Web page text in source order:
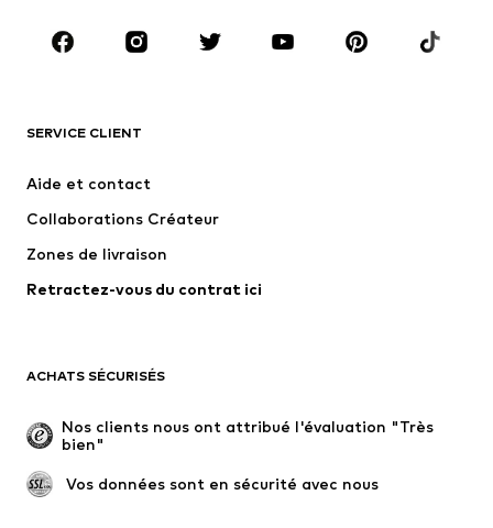
Accessoires
Premium
Nouveautés
Lingerie
Manteaux
Jupes
Occasions spéciales
Exclusif
Remise à neuf
SERVICE CLIENT
Aide et contact
Collaborations Créateur
Zones de livraison
Retractez-vous du contrat ici
ACHATS SÉCURISÉS
Nos clients nous ont attribué l'évaluation "Très
bien"
Vos données sont en sécurité avec nous